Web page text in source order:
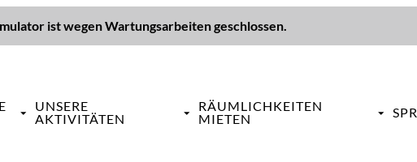
ist wegen Wartungsarbeiten geschlossen.
UNSERE
AKTIVITÄTEN
RÄUMLICHKEITEN
MIETEN